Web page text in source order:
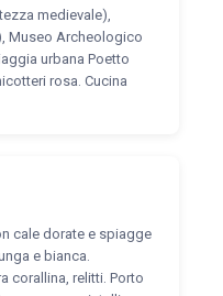
medievale),
Museo Archeologico
urbana Poetto
rosa. Cucina
cale dorate e spiagge
e bianca.
corallina, relitti. Porto